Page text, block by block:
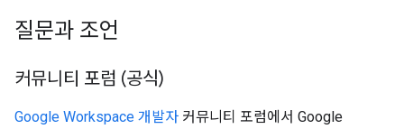
질문과 조언
커뮤니티 포럼 (공식)
Google Workspace 개발자 커뮤니티 포럼에서 Google